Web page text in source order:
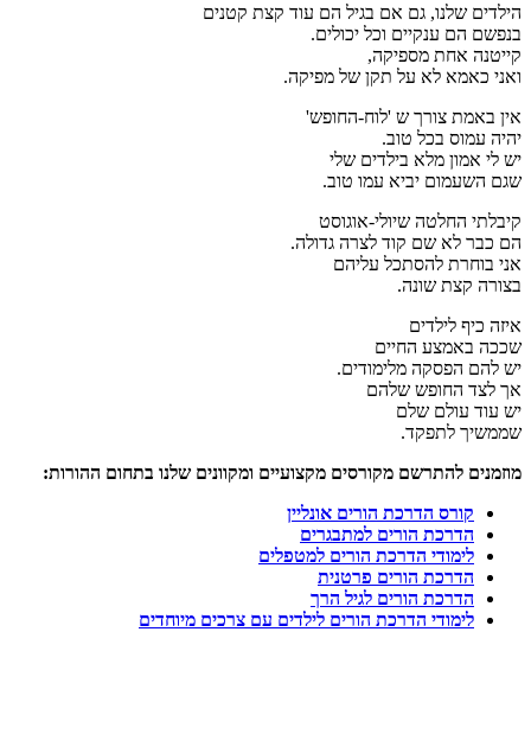
הילדים שלנו, גם אם בגיל הם עוד קצת קטנים
בנפשם הם ענקיים וכל יכולים.
קייטנה אחת מספיקה,
ואני כאמא לא על תקן של מפיקה.
אין באמת צורך ש 'לוח-החופש'
יהיה עמוס בכל טוב.
יש לי אמון מלא בילדים שלי
שגם השעמום יביא עמו טוב.
קיבלתי החלטה שיולי-אוגוסט
הם כבר לא שם קוד לצרה גדולה.
אני בוחרת להסתכל עליהם
בצורה קצת שונה.
איזה כיף לילדים
שככה באמצע החיים
יש להם הפסקה מלימודים.
אך לצד החופש שלהם
יש עוד עולם שלם
שממשיך לתפקד.
מוזמנים להתרשם מקורסים מקצועיים ומקוונים שלנו בתחום ההורות:
קורס הדרכת הורים אונליין
הדרכת הורים למתבגרים
לימודי הדרכת הורים למטפלים
הדרכת הורים פרטנית
הדרכת הורים לגיל הרך
לימודי הדרכת הורים לילדים עם צרכים מיוחדים